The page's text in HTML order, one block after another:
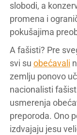
slobodi, a
promena i
pokušajima
A fašisti? Pre
svi su obećavali
zemlju ponovo
nacionalisti
usmerenja
preporoda. Ono
izdvajaju jesu